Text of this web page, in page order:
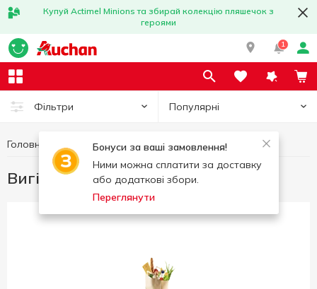
Купуй Actimel Minions та збирай колекцію пляшечок з
героями
1
Фільтри Популярні
Бонуси за ваші замовлення!
Ними можна сплатити за доставку
або додаткові збори.
Переглянути
Головна Вигідні пропозиції Вигідний возик
Вигідний возик